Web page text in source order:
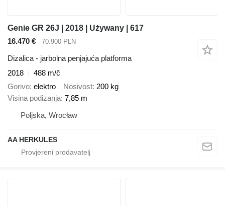
Genie GR 26J | 2018 | Używany | 617
16.470 €
70.900 PLN
Dizalica - jarbolna penjajuća platforma
2018
488 m/č
Gorivo elektro Nosivost 200 kg
Visina podizanja 7,85 m
Poljska, Wrocław
AA HERKULES